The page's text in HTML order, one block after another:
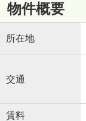
物件概要
所在地
交通
賃料